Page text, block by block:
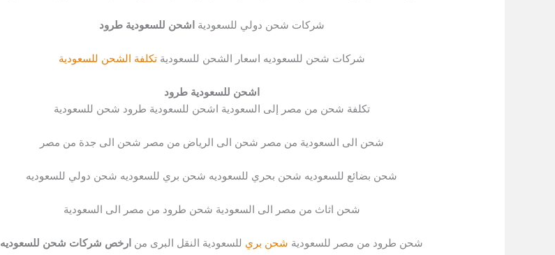
شركات شحن دولي للسعودية اشحن للسعودية طرود
شركات شحن للسعوديه اسعار الشحن للسعوديةتكلفة الشحن للسعودية
اشحن للسعودية طرود
تكلفة شحن من مصر إلى السعودية اشحن للسعودية طرود شحن للسعودية
شحن الى السعودية من مصر شحن الى الرياض من مصر شحن الى جدة من مصر
شحن بضائع للسعوديه شحن بحري للسعوديه شحن بري للسعوديه شحن دولي للسعوديه
شحن اثاث من مصر الى السعودية شحن طرود من مصر الى السعودية
شحن طرود من مصر للسعودية شحن بري للسعودية النقل البرى من ارخص شركات شحن للسعوديه